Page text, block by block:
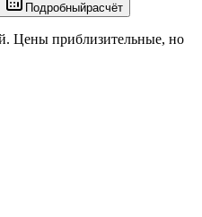
Подробныйрасчёт
Цены приблизительные, но